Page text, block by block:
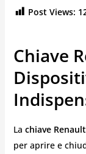
Post Views:
Chiave
La chiave
per aprire e